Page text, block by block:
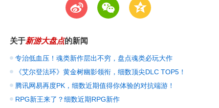
t w z
关于新游大盘点的新闻
专治低血压！魂类新作层出不穷，盘点魂类必玩大作
《艾尔登法环》黄金树幽影领衔，细数顶尖DLC TOP5！
腾讯网易再度PK，细数近期值得你体验的对抗端游！
RPG新王来了？细数近期RPG新作